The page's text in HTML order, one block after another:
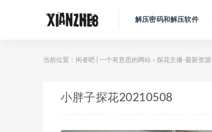
解压密码和解压软件
当前位置： 闲者吧 | 一个有意思的网站 > 探花主播-最新资源
小胖子探花20210508